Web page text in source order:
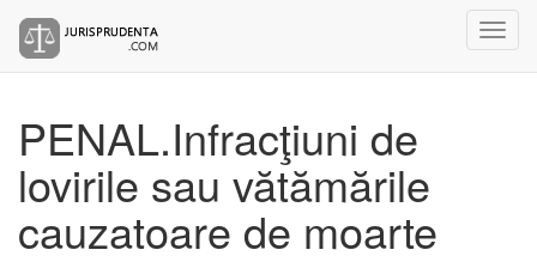
PENAL.Infracţiuni de
lovirile sau vătămările
cauzatoare de moarte